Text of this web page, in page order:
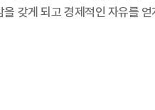
갖게 되고 경제적인 자유를